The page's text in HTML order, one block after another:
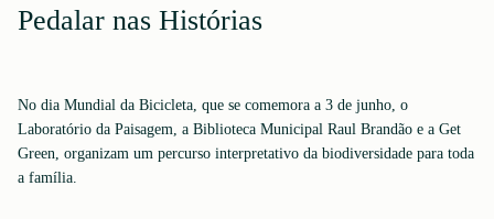
Pedalar nas Histórias
No dia Mundial da Bicicleta, que se comemora a 3 de junho, o
Laboratório da Paisagem, a Biblioteca Municipal Raul Brandão e a Get
Green, organizam um percurso interpretativo da biodiversidade para toda
a família.